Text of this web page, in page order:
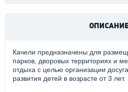
Качели предназначены для
парков, дворовых территориях и
отдыха с целью организации
развития детей в возрасте от 3 лет.